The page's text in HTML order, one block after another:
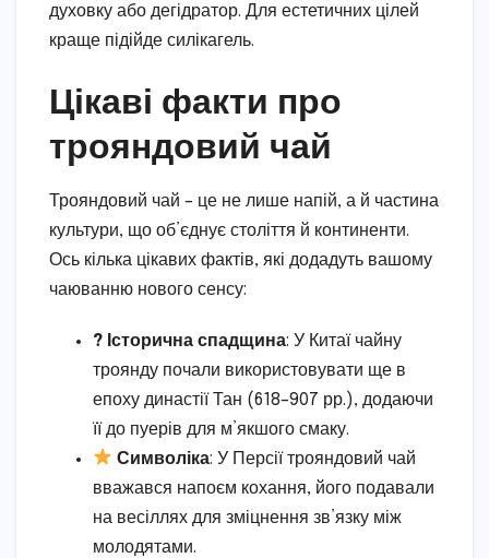
духовку або дегідратор. Для естетичних цілей
краще підійде силікагель.
Цікаві факти про
трояндовий чай
Трояндовий чай – це не лише напій, а й частина
культури, що об’єднує століття й континенти.
Ось кілька цікавих фактів, які додадуть вашому
чаюванню нового сенсу:
? Історична спадщина: У Китаї чайну
троянду почали використовувати ще в
епоху династії Тан (618–907 рр.), додаючи
її до пуерів для м’якшого смаку.
Символіка: У Персії трояндовий чай
вважався напоєм кохання, його подавали
на весіллях для зміцнення зв’язку між
молодятами.